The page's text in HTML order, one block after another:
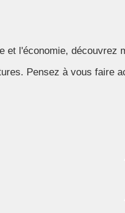
et l'économie,
Pensez à vous faire